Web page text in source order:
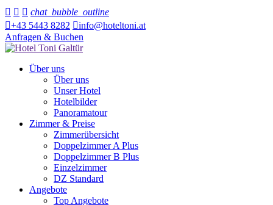
   chat_bubble_outline
+43 5443 8282 info@hoteltoni.at
Anfragen & Buchen
Über uns
Über uns
Unser Hotel
Hotelbilder
Panoramatour
Zimmer & Preise
Zimmerübersicht
Doppelzimmer A Plus
Doppelzimmer B Plus
Einzelzimmer
DZ Standard
Angebote
Top Angebote